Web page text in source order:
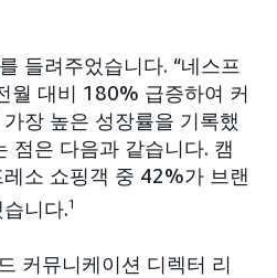
들려주었습니다. “네스프
월 대비 180% 급증하여 커
장 높은 성장률을 기록했
점은 다음과 같습니다. 캠
소 쇼핑객 중 42%가 브랜
니다.1
커뮤니케이션 디렉터 리